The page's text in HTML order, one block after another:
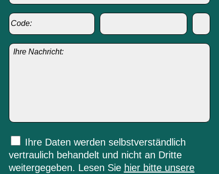
Ihre Daten werden selbstverständlich
vertraulich behandelt und nicht an Dritte
weitergegeben. Lesen Sie hier bitte unsere